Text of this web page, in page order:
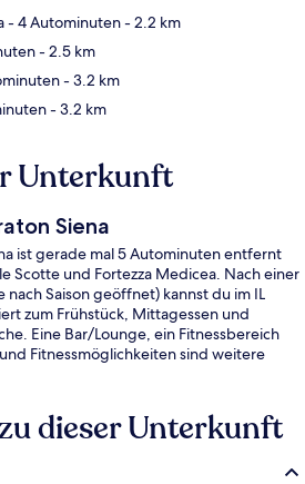
- 4 Autominuten- 2.2 km
- 2.5 km
- 3.2 km
- 3.2 km
Unterkunft
Siena
ist gerade mal 5 Autominuten entfernt
Scotte und Fortezza Medicea. Nach einer
Saison geöffnet) kannst du im IL
zum Frühstück, Mittagessen und
Eine Bar/Lounge, ein Fitnessbereich
Fitnessmöglichkeiten sind weitere
dieser Unterkunft